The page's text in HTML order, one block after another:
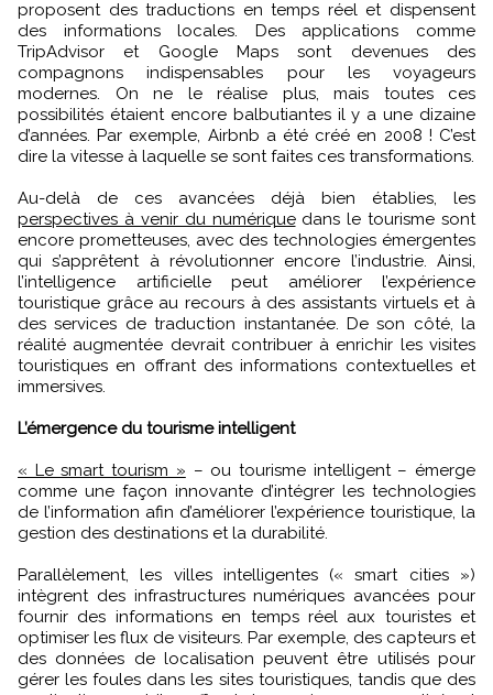
proposent des traductions en temps réel et dispensent
des informations locales. Des applications comme
TripAdvisor et Google Maps sont devenues des
compagnons indispensables pour les voyageurs
modernes. On ne le réalise plus, mais toutes ces
possibilités étaient encore balbutiantes il y a une dizaine
d’années. Par exemple, Airbnb a été créé en 2008 ! C’est
dire la vitesse à laquelle se sont faites ces transformations.
Au-delà de ces avancées déjà bien établies, les
perspectives à venir du numériquedans le tourisme sont
encore prometteuses, avec des technologies émergentes
qui s’apprêtent à révolutionner encore l’industrie. Ainsi,
l’intelligence artificielle peut améliorer l’expérience
touristique grâce au recours à des assistants virtuels et à
des services de traduction instantanée. De son côté, la
réalité augmentée devrait contribuer à enrichir les visites
touristiques en offrant des informations contextuelles et
immersives.
L’émergence du tourisme intelligent
« Le smart tourism » – ou tourisme intelligent – émerge
comme une façon innovante d’intégrer les technologies
de l’information afin d’améliorer l’expérience touristique, la
gestion des destinations et la durabilité.
Parallèlement, les villes intelligentes (« smart cities »)
intègrent des infrastructures numériques avancées pour
fournir des informations en temps réel aux touristes et
optimiser les flux de visiteurs. Par exemple, des capteurs et
des données de localisation peuvent être utilisés pour
gérer les foules dans les sites touristiques, tandis que des